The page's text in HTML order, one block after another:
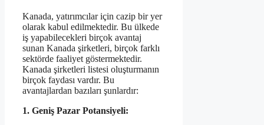
Kanada, yatırımcılar için cazip bir yer
olarak kabul edilmektedir. Bu ülkede
iş yapabilecekleri birçok avantaj
sunan Kanada şirketleri, birçok farklı
sektörde faaliyet göstermektedir.
Kanada şirketleri listesi oluşturmanın
birçok faydası vardır. Bu
avantajlardan bazıları şunlardır:
1. Geniş Pazar Potansiyeli: